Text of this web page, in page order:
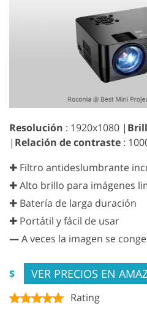
Resolución : 1920x1080 |
| Relación de contraste :
✚ Filtro antideslumbrante
✚ Alto brillo para imágenes
✚ Batería de larga duración
✚ Portátil y fácil de usar
—A veces la imagen se
$ VER PRECIOS EN
Rating